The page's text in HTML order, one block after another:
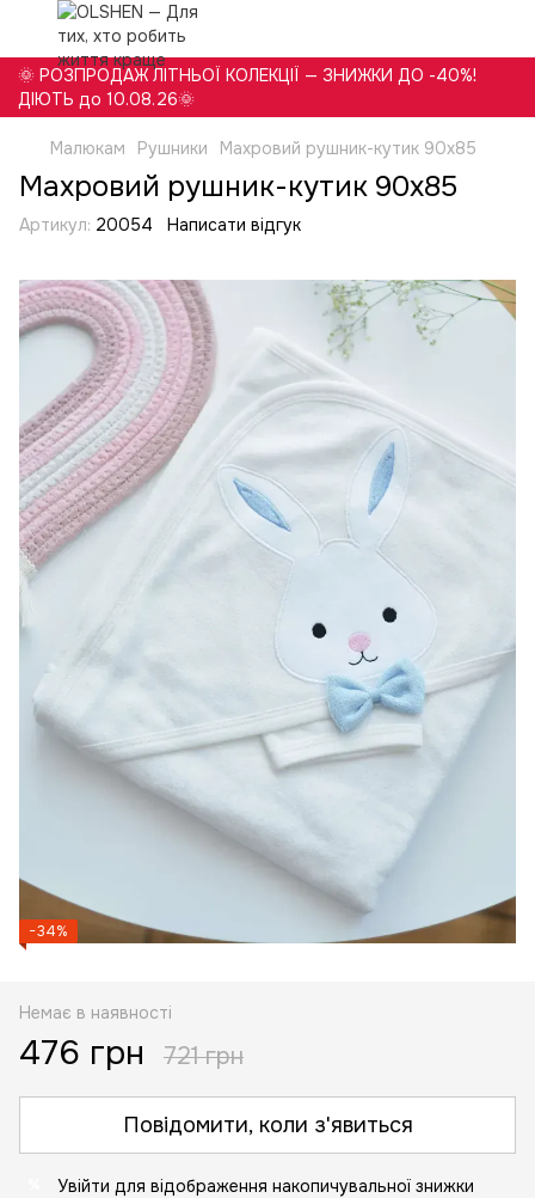
🌞 РОЗПРОДАЖ ЛІТНЬОЇ КОЛЕКЦІЇ — ЗНИЖКИ ДО -40%!
ДІЮТЬ до 10.08.26🌞
Малюкам Рушники Махровий рушник-кутик 90х85
Махровий рушник-кутик 90х85
Артикул: 20054 Написати відгук
−34%
Немає в наявності
476 грн 721 грн
Повідомити, коли з'явиться
Увійти для відображення накопичувальної знижки